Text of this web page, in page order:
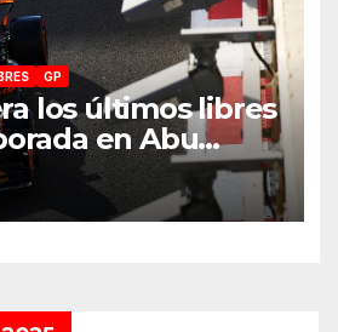
GP
los últimos libres
en Abu